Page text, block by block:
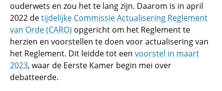
ouderwets en zou het te lang zijn. Daarom is in april
2022 detijdelijke Commissie Actualisering Reglement
van Orde (CARO) opgericht om het Reglement te
herzien en voorstellen te doen voor actualisering van
het Reglement. Dit leidde tot een voorstel in maart
2023, waar de Eerste Kamer begin mei over
debatteerde.